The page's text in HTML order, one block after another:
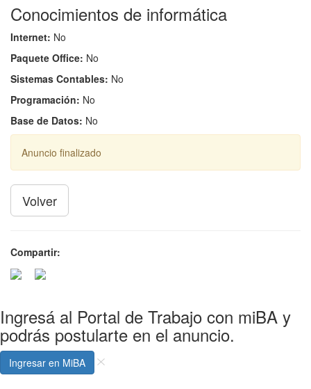
Conocimientos de informática
Internet: No
Paquete Office: No
Sistemas Contables: No
Programación: No
Base de Datos: No
Anuncio finalizado
Volver
Compartir:
Ingresá al Portal de Trabajo con miBA y
podrás postularte en el anuncio.
Ingresar en MiBA